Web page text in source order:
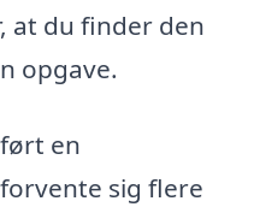
at du finder den
opgave.
en
sig flere